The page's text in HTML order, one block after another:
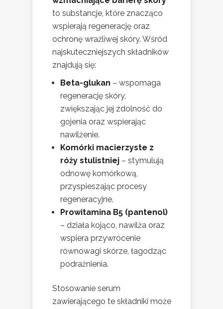
to substancje, które znacząco
wspierają regenerację oraz
ochronę wrażliwej skóry. Wśród
najskuteczniejszych składników
znajdują się:
Beta-glukan – wspomaga
regenerację skóry,
zwiększając jej zdolność do
gojenia oraz wspierając
nawilżenie.
Komórki macierzyste z
róży stulistniej – stymulują
odnowę komórkową,
przyspieszając procesy
regeneracyjne.
Prowitamina B5 (pantenol)
– działa kojąco, nawilża oraz
wspiera przywrócenie
równowagi skórze, łagodząc
podrażnienia.
Stosowanie serum
zawierającego te składniki może